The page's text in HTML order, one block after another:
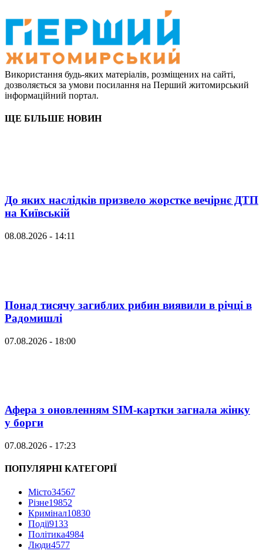
Використання будь-яких матеріалів, розміщених на сайті,
дозволяється за умови посилання на Перший житомирський
інформаційний портал.
ЩЕ БІЛЬШЕ НОВИН
До яких наслідків призвело жорстке вечірнє ДТП
на Київській
08.08.2026 - 14:11
Понад тисячу загиблих рибин виявили в річці в
Радомишлі
07.08.2026 - 18:00
Афера з оновленням SIM-картки загнала жінку
у борги
07.08.2026 - 17:23
ПОПУЛЯРНІ КАТЕГОРІЇ
Місто34567
Різне19852
Кримінал10830
Події9133
Політика4984
Люди4577